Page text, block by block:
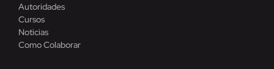
Autoridades
Cursos
Noticias
Como Colaborar